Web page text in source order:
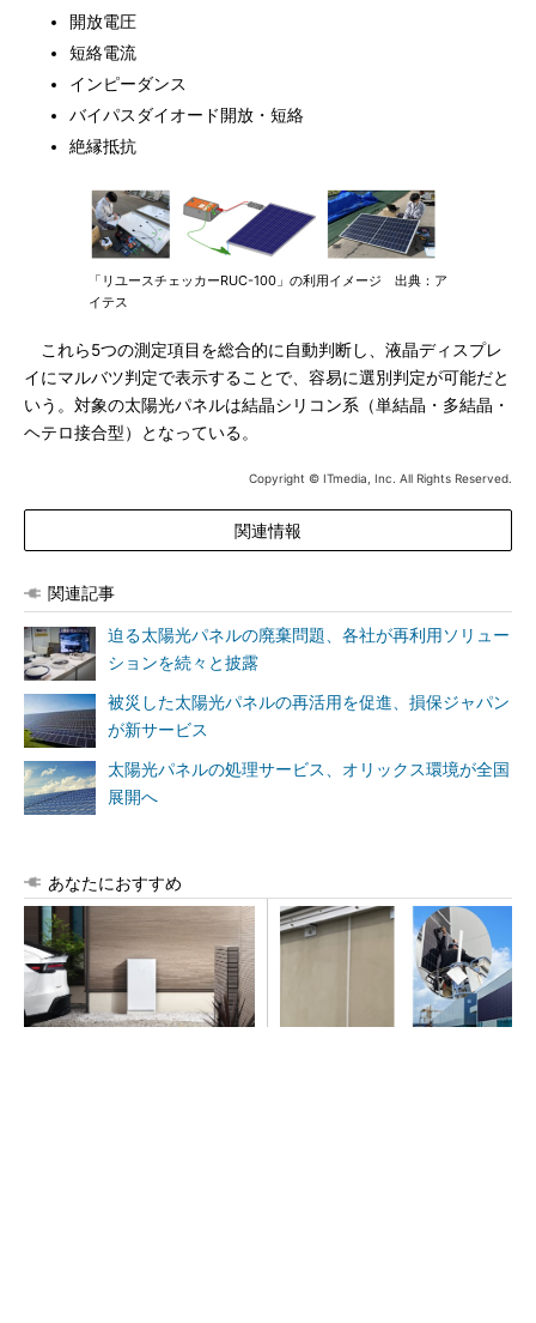
開放電圧
短絡電流
インピーダンス
バイパスダイオード開放・短絡
絶縁抵抗
「リユースチェッカーRUC-100」の利用イメージ 出典：ア
イテス
これら5つの測定項目を総合的に自動判断し、液晶ディスプレ
イにマルバツ判定で表示することで、容易に選別判定が可能だと
いう。対象の太陽光パネルは結晶シリコン系（単結晶・多結晶・
ヘテロ接合型）となっている。
Copyright © ITmedia, Inc. All Rights Reserved.
関連情報
関連記事
迫る太陽光パネルの廃棄問題、各社が再利用ソリュー
ションを続々と披露
被災した太陽光パネルの再活用を促進、損保ジャパン
が新サービス
太陽光パネルの処理サービス、オリックス環境が全国
展開へ
あなたにおすすめ